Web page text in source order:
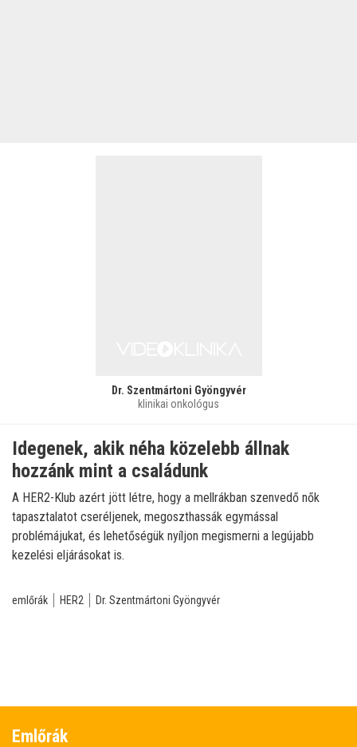
Dr. Szentmártoni Gyöngyvér
klinikai onkológus
Idegenek, akik néha közelebb állnak
hozzánk mint a családunk
A HER2-Klub azért jött létre, hogy a mellrákban szenvedő nők
tapasztalatot cseréljenek, megoszthassák egymással
problémájukat, és lehetőségük nyíljon megismerni a legújabb
kezelési eljárásokat is.
emlőrák HER2 Dr. Szentmártoni Gyöngyvér
Emlőrák